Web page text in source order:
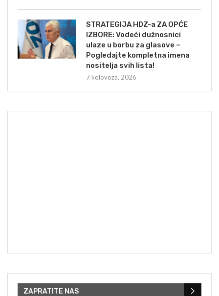
STRATEGIJA HDZ-a ZA OPĆE
IZBORE: Vodeći dužnosnici
ulaze u borbu za glasove –
Pogledajte kompletna imena
nositelja svih lista!
7 kolovoza, 2026
ZAPRATITE NAS